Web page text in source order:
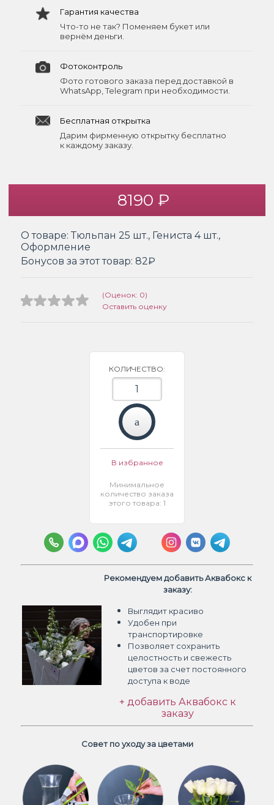
Гарантия качества
Что-то не так? Поменяем букет или
вернём деньги.
Фотоконтроль
Фото готового заказа перед доставкой в
WhatsApp, Telegram при необходимости.
Бесплатная открытка
Дарим фирменную открытку бесплатно
к каждому заказу.
8190 ₽
О товаре: Тюльпан 25 шт., Гениста 4 шт.,
Оформление
Бонусов за этот товар: 82₽
(Оценок: 0)
Оставить оценку
КОЛИЧЕСТВО:
В избранное
Минимальное
количество заказа
этого товара: 1
Рекомендуем добавить Аквабокс к
заказу:
Выглядит красиво
Удобен при
транспортировке
Позволяет сохранить
целостность и свежесть
цветов за счет постоянного
доступа к воде
+ добавить Аквабокс к
заказу
Совет по уходу за цветами